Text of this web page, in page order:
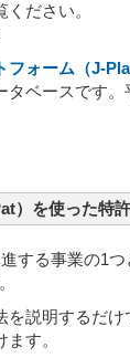
ださい。
ォーム（J-
ベースです。
）を使った特
する事業の1
説明するだ
す。